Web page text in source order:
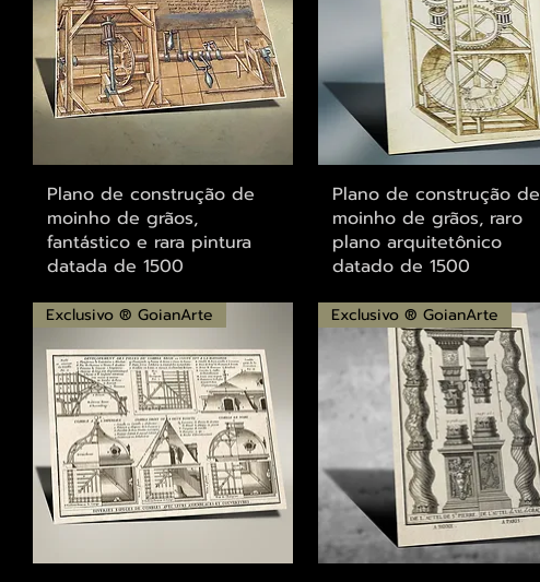
Visualização rápida
Plano de construção de
moinho de grãos,
fantástico e rara pintura
datada de 1500
Visualização rápida
Plano de construção de
moinho de grãos, raro
plano arquitetônico
datado de 1500
Exclusivo ® GoianArte Exclusivo ® GoianArte